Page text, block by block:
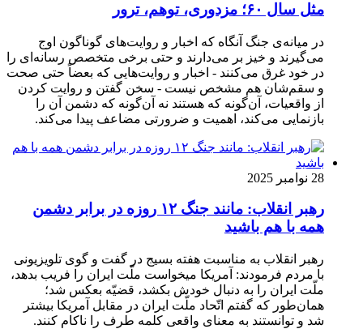
مثل سال ۶۰؛ مزدوری، توهم، ترور
در میانه‌ی جنگ آنگاه که اخبار و روایت‌های گوناگون اوج
می‌گیرند و خیز بر می‌دارند و حتی برخی متخصص رسانه‌ای را
در خود غرق می‌کنند - اخبار و روایت‌هایی که بعضاً حتی صحت
و سقم‌شان هم مشخص نیست - سخن گفتن و روایت کردن
از واقعیات، آن‌گونه که هستند نه آن‌گونه که دشمن آن را
بازنمایی می‌کند، اهمیت و ضرورتی مضاعف پیدا می‌کند.
28 نوامبر 2025
رهبر انقلاب: مانند جنگ ۱۲ روزه در برابر دشمن
همه با هم باشید
رهبر انقلاب به مناسبت هفته بسیج در گفت و گوی تلویزیونی
با مردم فرمودند: آمریکا میخواست ملّت ایران را فریب بدهد،
ملّت ایران را به دنبال خودش بکشد، قضیّه بعکس شد؛
همان‌طور که گفتم اتّحاد ملّت ایران در مقابل آمریکا بیشتر
شد و توانستند به معنای واقعی کلمه طرف را ناکام کنند.